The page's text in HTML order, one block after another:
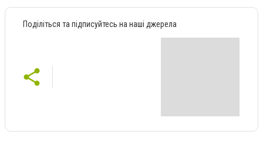
Поділіться та підписуйтесь на наші джерела